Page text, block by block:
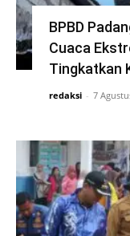
BPBD
Cuaca
Tingkatkan
redaksi - 7